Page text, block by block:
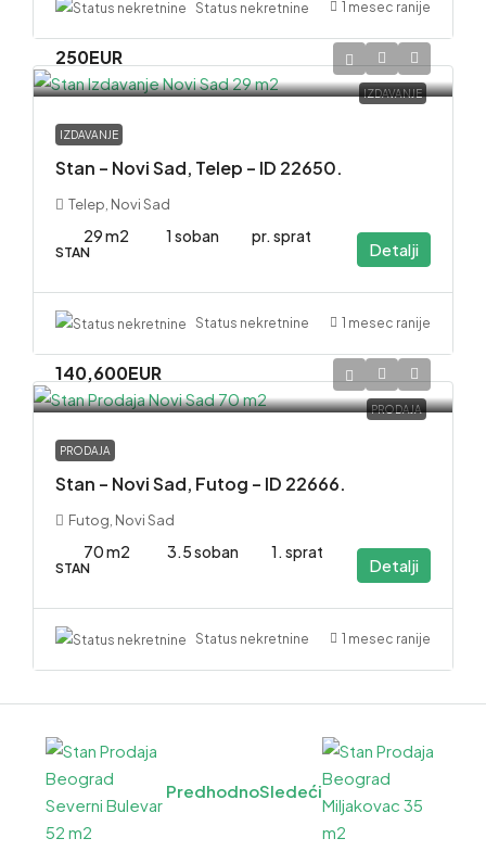
Status nekretnine 1 mesec ranije
IZDAVANJE
250EUR
IZDAVANJE
Stan – Novi Sad, Telep – ID 22650.
Telep, Novi Sad
29 m2 1 soban pr. sprat
STAN Detalji
Status nekretnine 1 mesec ranije
PRODAJA
140,600EUR
PRODAJA
Stan – Novi Sad, Futog – ID 22666.
Futog, Novi Sad
70 m2 3.5 soban 1. sprat
STAN Detalji
Status nekretnine 1 mesec ranije
PredhodnoSledeći